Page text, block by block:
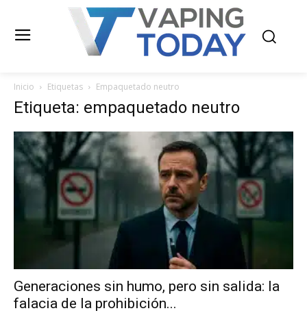
Inicio Etiquetas Empaquetado neutro
Etiqueta: empaquetado neutro
Generaciones sin humo, pero sin salida: la
falacia de la prohibición...